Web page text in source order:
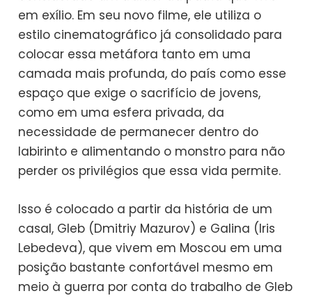
em exílio. Em seu novo filme, ele utiliza o
estilo cinematográfico já consolidado para
colocar essa metáfora tanto em uma
camada mais profunda, do país como esse
espaço que exige o sacrifício de jovens,
como em uma esfera privada, da
necessidade de permanecer dentro do
labirinto e alimentando o monstro para não
perder os privilégios que essa vida permite.
Isso é colocado a partir da história de um
casal, Gleb (Dmitriy Mazurov) e Galina (Iris
Lebedeva), que vivem em Moscou em uma
posição bastante confortável mesmo em
meio à guerra por conta do trabalho de Gleb